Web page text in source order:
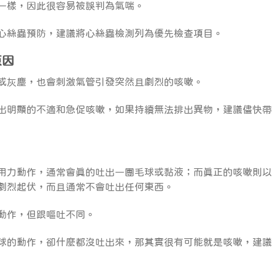
樣，因此很容易被誤判為氣喘。
蟲預防，建議將心絲蟲檢測列為優先檢查項目。
塵，也會刺激氣管引發突然且劇烈的咳嗽。
明顯的不適和急促咳嗽，如果持續無法排出異物，建議儘快帶
力動作，通常會真的吐出一團毛球或黏液；而真正的咳嗽則以
起伏，而且通常不會吐出任何東西。
作，但跟嘔吐不同。
的動作，卻什麼都沒吐出來，那其實很有可能就是咳嗽，建議